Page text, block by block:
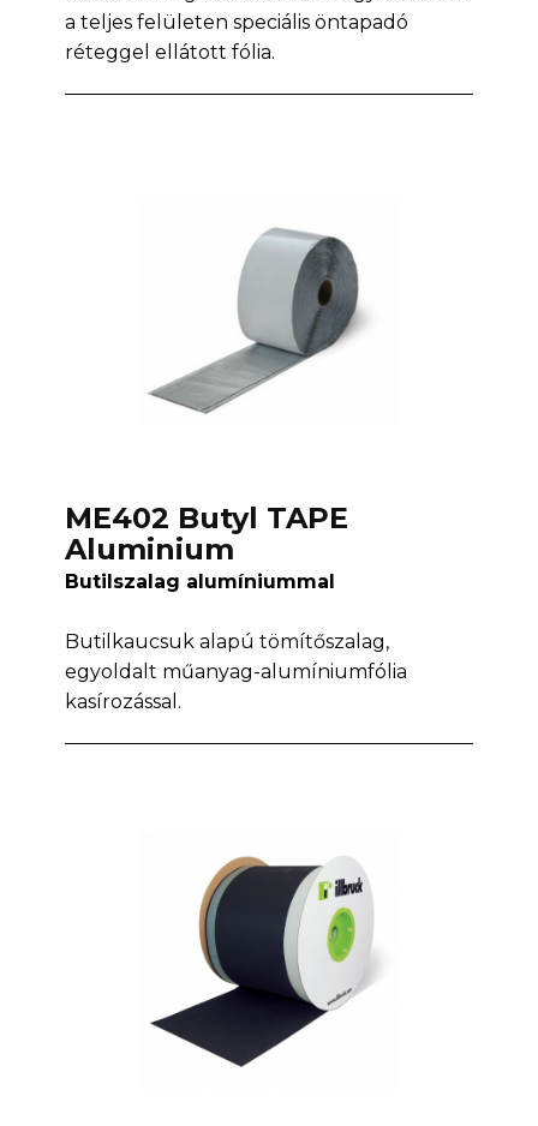
a teljes felületen speciális öntapadó
réteggel ellátott fólia.
ME402 Butyl TAPE
Aluminium
Butilszalag alumíniummal
Butilkaucsuk alapú tömítőszalag,
egyoldalt műanyag-alumíniumfólia
kasírozással.